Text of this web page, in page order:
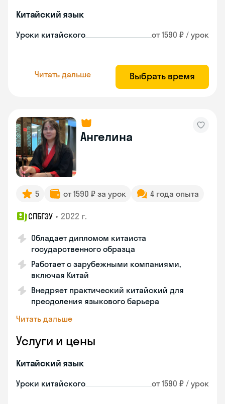
Китайский язык
Уроки китайского от 1590 ₽ / урок
Читать дальше Выбрать время
Ангелина
5 от 1590 ₽ за урок 4 года опыта
СПБГЭУ • 2022 г.
Обладает дипломом китаиста
государственного образца
Работает с зарубежными компаниями,
включая Китай
Внедряет практический китайский для
преодоления языкового барьера
Читать дальше
Услуги и цены
Китайский язык
Уроки китайского от 1590 ₽ / урок